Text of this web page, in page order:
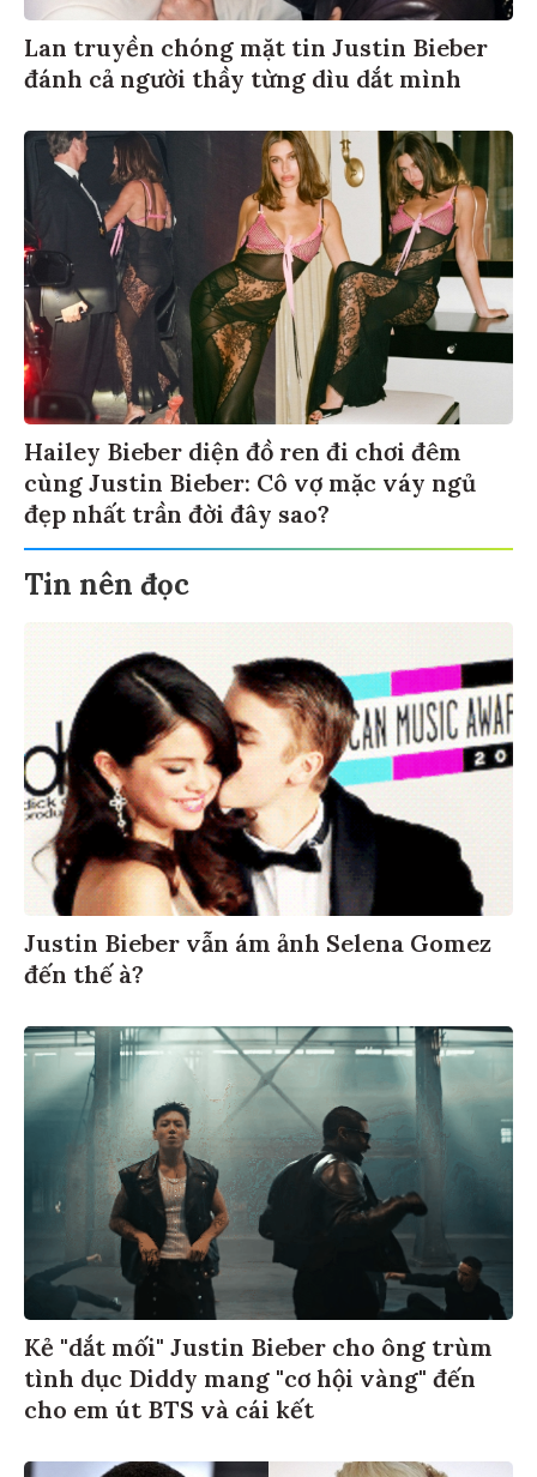
Lan truyền chóng mặt tin Justin Bieber
đánh cả người thầy từng dìu dắt mình
Hailey Bieber diện đồ ren đi chơi đêm
cùng Justin Bieber: Cô vợ mặc váy ngủ
đẹp nhất trần đời đây sao?
Tin nên đọc
Justin Bieber vẫn ám ảnh Selena Gomez
đến thế à?
Kẻ "dắt mối" Justin Bieber cho ông trùm
tình dục Diddy mang "cơ hội vàng" đến
cho em út BTS và cái kết